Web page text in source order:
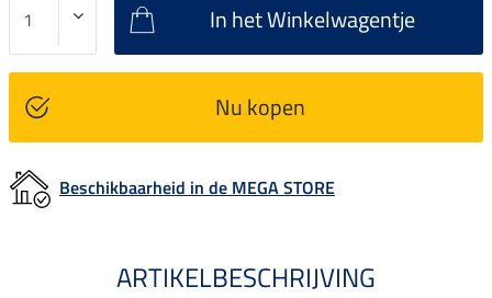
In het Winkelwagentje
Nu kopen
Beschikbaarheid in de MEGA STORE
ARTIKELBESCHRIJVING